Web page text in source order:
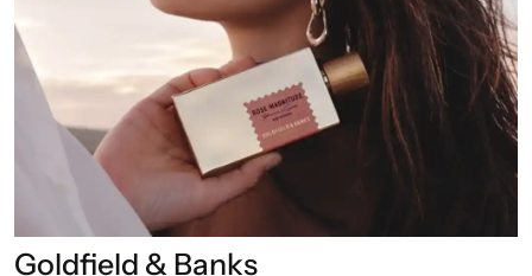
Goldfield & Banks